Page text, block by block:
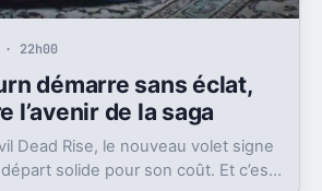
22h00
démarre sans éclat,
l’avenir de la saga
Dead Rise, le nouveau volet signe
solide pour son coût. Et c’est